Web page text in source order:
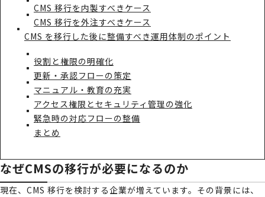
CMS 移行を内製すべきケース
CMS 移行を外注すべきケース
CMS を移行した後に整備すべき運用体制のポイント
役割と権限の明確化
更新・承認フローの策定
マニュアル・教育の充実
アクセス権限とセキュリティ管理の強化
緊急時の対応フローの整備
まとめ
なぜCMSの移行が必要になるのか
現在、CMS 移行を検討する企業が増えています。その背景には、